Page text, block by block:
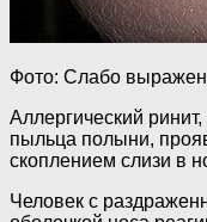
Фото: Слабо
Аллергический
пыльца полыни,
скоплением слизи в
Человек с